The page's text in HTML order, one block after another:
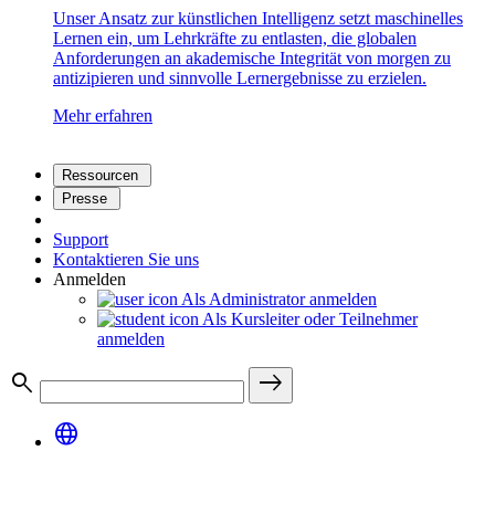
Unser Ansatz zur künstlichen Intelligenz setzt maschinelles
Lernen ein, um Lehrkräfte zu entlasten, die globalen
Anforderungen an akademische Integrität von morgen zu
antizipieren und sinnvolle Lernergebnisse zu erzielen.
Mehr erfahren
Ressourcen
Presse
Support
Kontaktieren Sie uns
Anmelden
Als Administrator anmelden
Als Kursleiter oder Teilnehmer
anmelden
search
east
language